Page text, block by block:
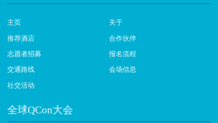
主页 关于
推荐酒店 合作伙伴
志愿者招募 报名流程
交通路线 会场信息
社交活动
全球QCon大会